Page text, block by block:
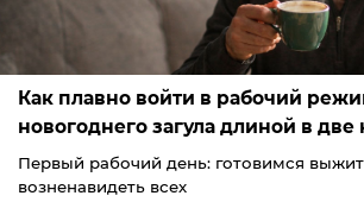
Как плавно войти в рабочий
новогоднего загула длиной в две
Первый рабочий день: готовимся
возненавидеть всех